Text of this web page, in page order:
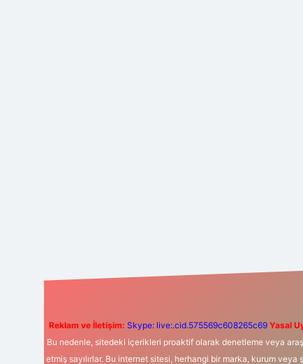
Reklam ve İletişim: Skype: live:.cid.575569c608265c69 Yasal
Bu nedenle, sitedeki içerikleri proaktif olarak denetleme veya
etmiş sayılırlar. Bu internet sitesi, herhangi bir marka, kurum veya